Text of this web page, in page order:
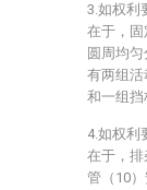
3.如权利
在于，
圆周均
有两组活
和一组挡
4.如权利
在于，
管（10